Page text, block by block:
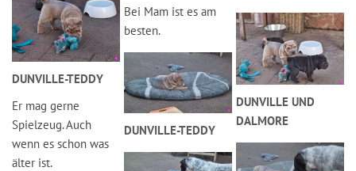
DUNVILLE-TEDDY
Er mag gerne
Spielzeug. Auch
wenn es schon was
älter ist.
Bei Mam ist es am
besten.
DUNVILLE-TEDDY
DUNVILLE UND
DALMORE